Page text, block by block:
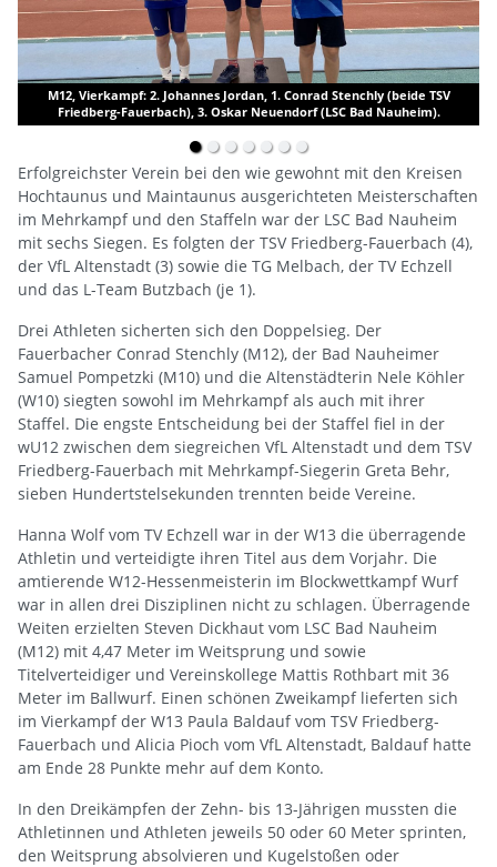
M12, Vierkampf: 2. Johannes Jordan, 1. Conrad Stenchly (beide TSV
Friedberg-Fauerbach), 3. Oskar Neuendorf (LSC Bad Nauheim).
Erfolgreichster Verein bei den wie gewohnt mit den Kreisen
Hochtaunus und Maintaunus ausgerichteten Meisterschaften
im Mehrkampf und den Staffeln war der LSC Bad Nauheim
mit sechs Siegen. Es folgten der TSV Friedberg-Fauerbach (4),
der VfL Altenstadt (3) sowie die TG Melbach, der TV Echzell
und das L-Team Butzbach (je 1).
Drei Athleten sicherten sich den Doppelsieg. Der
Fauerbacher Conrad Stenchly (M12), der Bad Nauheimer
Samuel Pompetzki (M10) und die Altenstädterin Nele Köhler
(W10) siegten sowohl im Mehrkampf als auch mit ihrer
Staffel. Die engste Entscheidung bei der Staffel fiel in der
wU12 zwischen dem siegreichen VfL Altenstadt und dem TSV
Friedberg-Fauerbach mit Mehrkampf-Siegerin Greta Behr,
sieben Hundertstelsekunden trennten beide Vereine.
Hanna Wolf vom TV Echzell war in der W13 die überragende
Athletin und verteidigte ihren Titel aus dem Vorjahr. Die
amtierende W12-Hessenmeisterin im Blockwettkampf Wurf
war in allen drei Disziplinen nicht zu schlagen. Überragende
Weiten erzielten Steven Dickhaut vom LSC Bad Nauheim
(M12) mit 4,47 Meter im Weitsprung und sowie
Titelverteidiger und Vereinskollege Mattis Rothbart mit 36
Meter im Ballwurf. Einen schönen Zweikampf lieferten sich
im Vierkampf der W13 Paula Baldauf vom TSV Friedberg-
Fauerbach und Alicia Pioch vom VfL Altenstadt, Baldauf hatte
am Ende 28 Punkte mehr auf dem Konto.
In den Dreikämpfen der Zehn- bis 13-Jährigen mussten die
Athletinnen und Athleten jeweils 50 oder 60 Meter sprinten,
den Weitsprung absolvieren und Kugelstoßen oder